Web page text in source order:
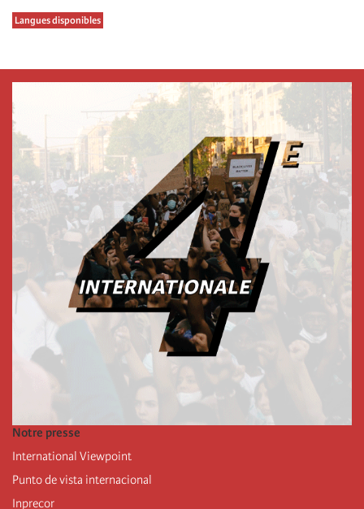
Langues disponibles
Notre presse
International Viewpoint
Punto de vista internacional
Inprecor